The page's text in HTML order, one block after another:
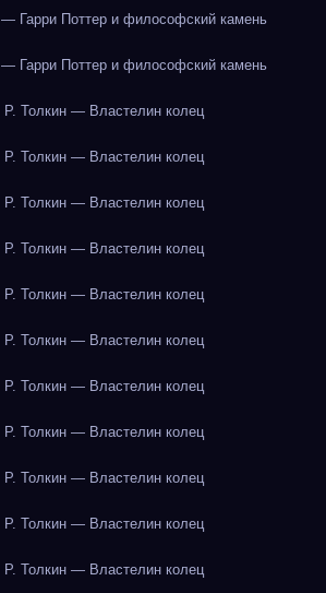
Гарри Поттер и философский камень
Гарри Поттер и философский камень
Толкин — Властелин колец
Толкин — Властелин колец
Толкин — Властелин колец
Толкин — Властелин колец
Толкин — Властелин колец
Толкин — Властелин колец
Толкин — Властелин колец
Толкин — Властелин колец
Толкин — Властелин колец
Толкин — Властелин колец
Толкин — Властелин колец